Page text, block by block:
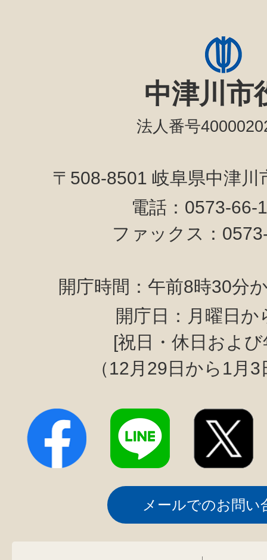
中津川市
法人番号
〒508-8501 岐阜県中津
電話：0573-
ファックス：
開庁時間：午前8時30分
開庁日：月曜日か
[祝日・休日およ
（12月29日から1月
メールでのお問い